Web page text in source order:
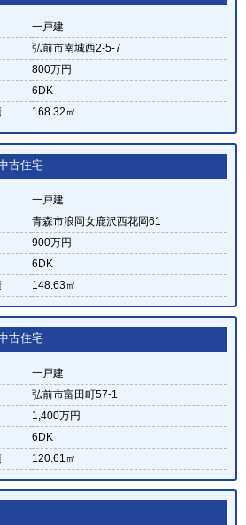
一戸建
弘前市南城西2-5-7
800万円
6DK
168.32㎡
古住宅
一戸建
青森市浪岡女鹿沢西花岡61
900万円
6DK
148.63㎡
古住宅
一戸建
弘前市富田町57-1
1,400万円
6DK
120.61㎡